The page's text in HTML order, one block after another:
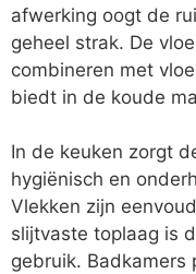
afwerking oogt de
geheel strak. De
combineren met
biedt in de koude
In de keuken zorgt
hygiënisch en
Vlekken zijn
slijtvaste toplaag is
gebruik.